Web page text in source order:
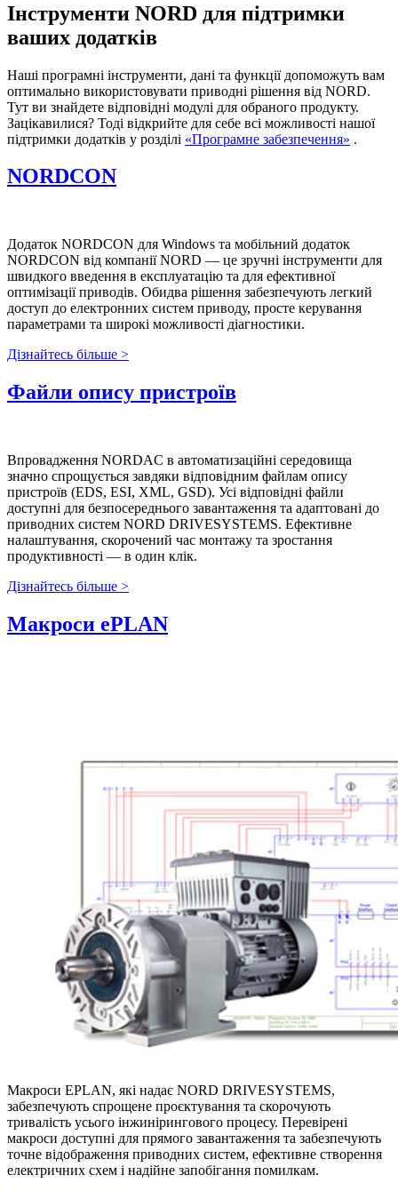
Інструменти NORD для підтримки
ваших додатків
Наші програмні інструменти, дані та функції допоможуть вам
оптимально використовувати приводні рішення від NORD.
Тут ви знайдете відповідні модулі для обраного продукту.
Зацікавилися? Тоді відкрийте для себе всі можливості нашої
підтримки додатків у розділі «Програмне забезпечення» .
NORDCON
Додаток NORDCON для Windows та мобільний додаток
NORDCON від компанії NORD — це зручні інструменти для
швидкого введення в експлуатацію та для ефективної
оптимізації приводів. Обидва рішення забезпечують легкий
доступ до електронних систем приводу, просте керування
параметрами та широкі можливості діагностики.
Дізнайтесь більше >
Файли опису пристроїв
Впровадження NORDAC в автоматизаційні середовища
значно спрощується завдяки відповідним файлам опису
пристроїв (EDS, ESI, XML, GSD). Усі відповідні файли
доступні для безпосереднього завантаження та адаптовані до
приводних систем NORD DRIVESYSTEMS. Ефективне
налаштування, скорочений час монтажу та зростання
продуктивності — в один клік.
Дізнайтесь більше >
Макроси ePLAN
Макроси EPLAN, які надає NORD DRIVESYSTEMS,
забезпечують спрощене проєктування та скорочують
тривалість усього інжинірингового процесу. Перевірені
макроси доступні для прямого завантаження та забезпечують
точне відображення приводних систем, ефективне створення
електричних схем і надійне запобігання помилкам.